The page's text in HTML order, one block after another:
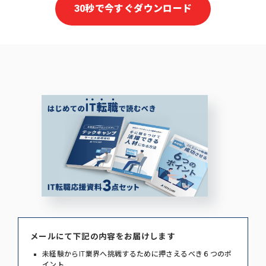
30秒で今すぐダウンロード
メールにて下記の内容をお届けします
未経験からIT業界へ挑戦するために押さえるべき６つのポ